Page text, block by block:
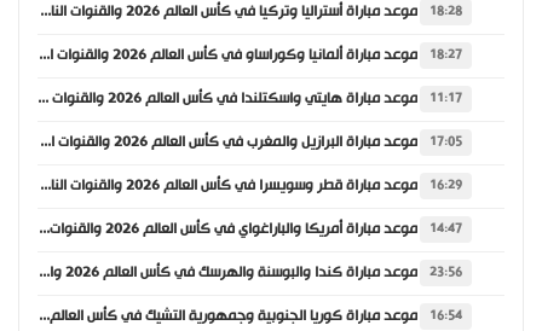
18:28 موعد مباراة أستراليا وتركيا في كأس العالم 2026 والقنوات الناقلة
18:27 موعد مباراة ألمانيا وكوراساو في كأس العالم 2026 والقنوات الناقلة
11:17 موعد مباراة هايتي واسكتلندا في كأس العالم 2026 والقنوات الناقلة
17:05 موعد مباراة البرازيل والمغرب في كأس العالم 2026 والقنوات الناقلة
16:29 موعد مباراة قطر وسويسرا في كأس العالم 2026 والقنوات الناقلة
14:47 موعد مباراة أمريكا والباراغواي في كأس العالم 2026 والقنوات الناقلة
23:56 موعد مباراة كندا والبوسنة والهرسك في كأس العالم 2026 والقنوات الناقلة
16:54 موعد مباراة كوريا الجنوبية وجمهورية التشيك في كأس العالم 2026 والقنوات الناقلة